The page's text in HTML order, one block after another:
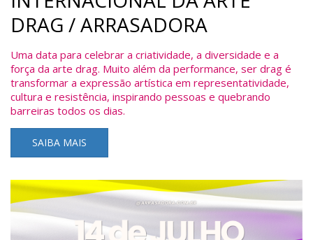
DRAG / ARRASADORA
Uma data para celebrar a criatividade, a diversidade e a
força da arte drag. Muito além da performance, ser drag é
transformar a expressão artística em representatividade,
cultura e resistência, inspirando pessoas e quebrando
barreiras todos os dias.
SAIBA MAIS